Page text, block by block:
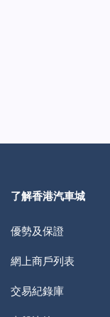
了解香港汽車城
優勢及保證
網上商戶列表
交易紀錄庫